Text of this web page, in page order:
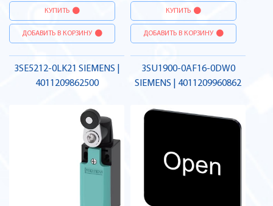
КУПИТЬ
ДОБАВИТЬ В КОРЗИНУ
КУПИТЬ
ДОБАВИТЬ В КОРЗИНУ
3SE5212-0LK21 SIEMENS |
4011209862500
3SU1900-0AF16-0DW0
SIEMENS | 4011209960862